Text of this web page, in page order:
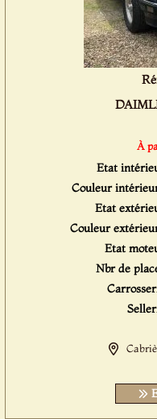
À
Etat
Couleur
Etat
Couleur
Etat
Nbr de